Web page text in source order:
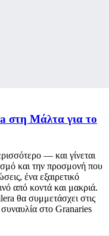
στη Μάλτα για το
— και γίνεται
και την προσμονή που
ένα εξαιρετικό
από κοντά και μακριά.
θα συμμετάσχει στις
στο Granaries